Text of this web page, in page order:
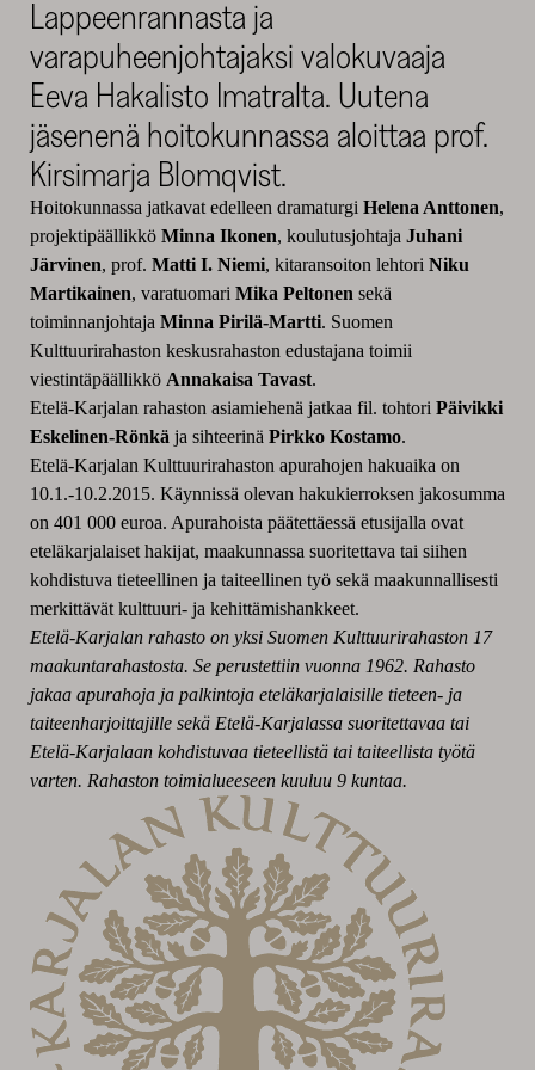
Lappeenrannasta ja
varapuheenjohtajaksi valokuvaaja
Eeva Hakalisto Imatralta. Uutena
jäsenenä hoitokunnassa aloittaa prof.
Kirsimarja Blomqvist.
Hoitokunnassa jatkavat edelleen dramaturgi Helena Anttonen,
projektipäällikkö Minna Ikonen, koulutusjohtaja Juhani
Järvinen, prof. Matti I. Niemi, kitaransoiton lehtori Niku
Martikainen, varatuomari Mika Peltonen sekä
toiminnanjohtaja Minna Pirilä-Martti. Suomen
Kulttuurirahaston keskusrahaston edustajana toimii
viestintäpäällikkö Annakaisa Tavast.
Etelä-Karjalan rahaston asiamiehenä jatkaa fil. tohtori Päivikki
Eskelinen-Rönkä ja sihteerinä Pirkko Kostamo.
Etelä-Karjalan Kulttuurirahaston apurahojen hakuaika on
10.1.-10.2.2015. Käynnissä olevan hakukierroksen jakosumma
on 401 000 euroa. Apurahoista päätettäessä etusijalla ovat
eteläkarjalaiset hakijat, maakunnassa suoritettava tai siihen
kohdistuva tieteellinen ja taiteellinen työ sekä maakunnallisesti
merkittävät kulttuuri- ja kehittämishankkeet.
Etelä-Karjalan rahasto on yksi Suomen Kulttuurirahaston 17
maakuntarahastosta. Se perustettiin vuonna 1962. Rahasto
jakaa apurahoja ja palkintoja eteläkarjalaisille tieteen- ja
taiteenharjoittajille sekä Etelä-Karjalassa suoritettavaa tai
Etelä-Karjalaan kohdistuvaa tieteellistä tai taiteellista työtä
varten. Rahaston toimialueeseen kuuluu 9 kuntaa.